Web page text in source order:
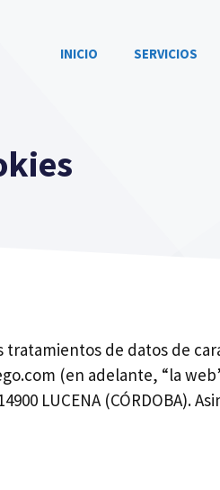
INICIO SERVICIOS
tratamientos de datos de
(en adelante, “la
LUCENA